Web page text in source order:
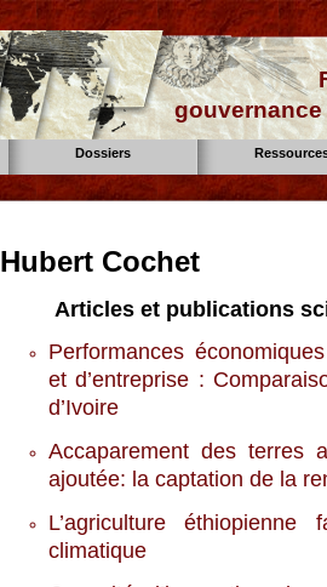
Dossiers
Hubert Cochet
Articles et publications
Performances
et d’entreprise :
d’Ivoire
Accaparement des terres
ajoutée: la captation de la
L’agriculture
climatique